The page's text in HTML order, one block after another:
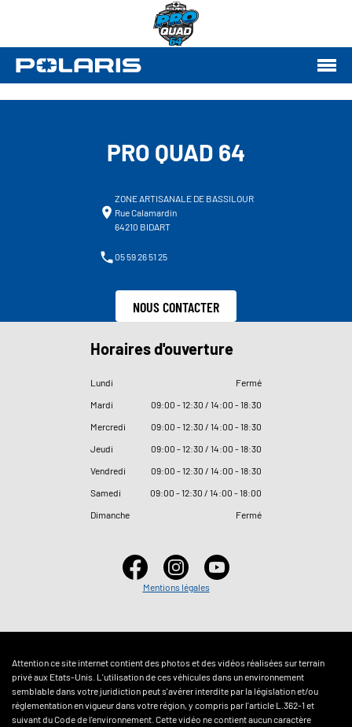
PRO QUAD 64
ZONE ARTISANALE DE BASSILOUR
Rue Calamardin
64210 BIDART
05 59 26 51 25
NOUS CONTACTER
Horaires d'ouverture
Lundi
Fermé
Mardi
09:00 - 12:30 / 14:00 - 18:30
Mercredi
09:00 - 12:30 / 14:00 - 18:30
Jeudi
09:00 - 12:30 / 14:00 - 18:30
Vendredi
09:00 - 12:30 / 14:00 - 18:30
Samedi
09:00 - 12:30 / 14:00 - 18:00
Dimanche
Fermé
Mentions légales
Attention ce site internet contient des photos et des vidéos réalisées sur terrain
privé aux Etats-Unis. L'utilisation de ces véhicules dans un environnement
semblable dans votre juridiction peut s'avérer interdite par la législation et/ou
réglementation en vigueur dans votre région, y compris par l'article L.362-1 et
suivant du Code de l'environnement. Cette vidéo ne contient aucun caractère